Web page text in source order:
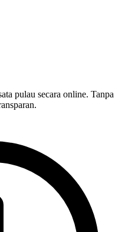
pulau secara online. Tanpa